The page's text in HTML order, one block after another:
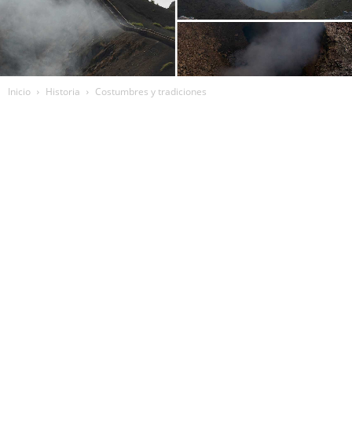
Inicio Historia Costumbres y tradiciones